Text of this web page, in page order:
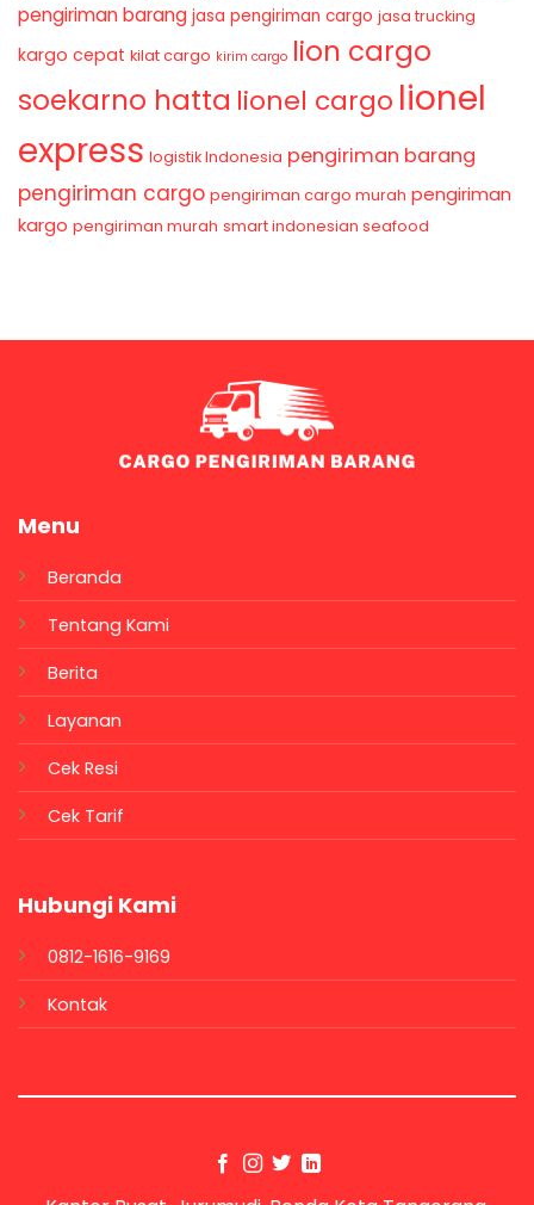
pengiriman barang jasa pengiriman cargo jasa trucking
kargo cepat kilat cargo kirim cargo lion cargo
soekarno hatta lionel cargo lionel
express logistik Indonesia pengiriman barang
pengiriman cargo pengiriman cargo murah pengiriman
kargo pengiriman murah smart indonesian seafood
Menu
Beranda
Tentang Kami
Berita
Layanan
Cek Resi
Cek Tarif
Hubungi Kami
0812-1616-9169
Kontak